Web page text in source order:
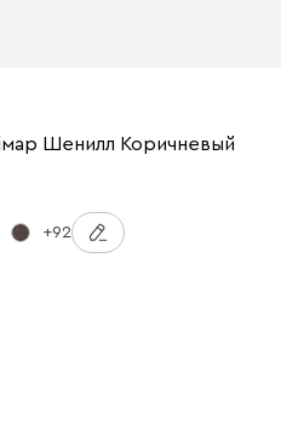
Шенилл Коричневый
+92